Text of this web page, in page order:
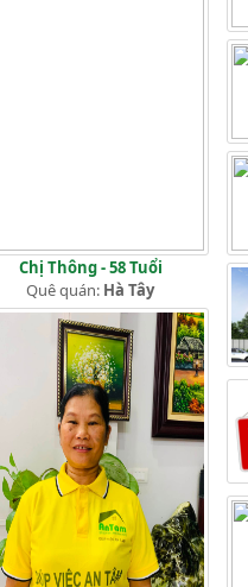
Chị Thông - 58 Tuổi
Quê quán: Hà Tây